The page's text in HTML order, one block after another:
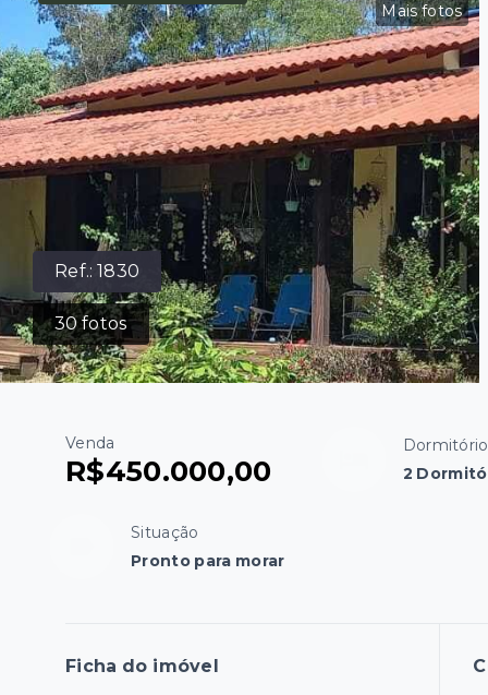
Ref.:1830
30fotos
Mais fotos
Venda
R$450.000,00
2
Situação
Pronto para morar
Ficha do imóvel